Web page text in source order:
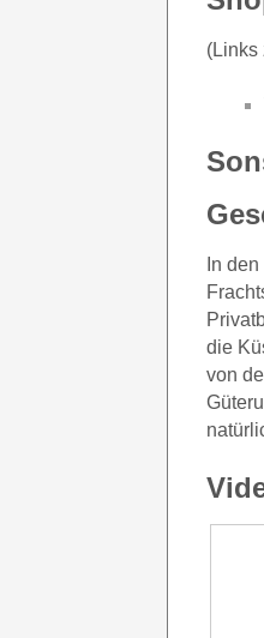
(Links
In
die
von